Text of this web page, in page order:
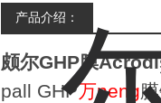
产品介绍：
颇尔GHP膜
pall GHP万neng